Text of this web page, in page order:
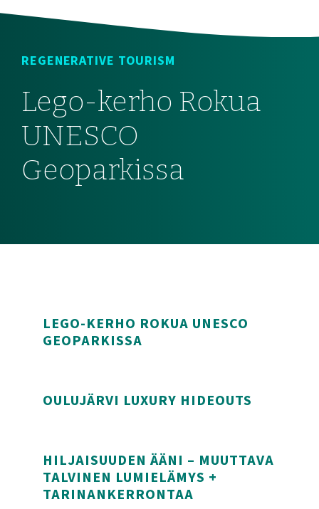
REGENERATIVE TOURISM
Lego-kerho Rokua
UNESCO
Geoparkissa
LEGO-KERHO ROKUA UNESCO
GEOPARKISSA
OULUJÄRVI LUXURY HIDEOUTS
HILJAISUUDEN ÄÄNI – MUUTTAVA
TALVINEN LUMIELÄMYS +
TARINANKERRONTAA